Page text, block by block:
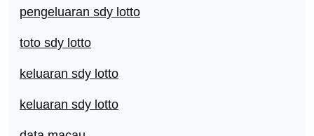
pengeluaran sdy lotto
toto sdy lotto
keluaran sdy lotto
keluaran sdy lotto